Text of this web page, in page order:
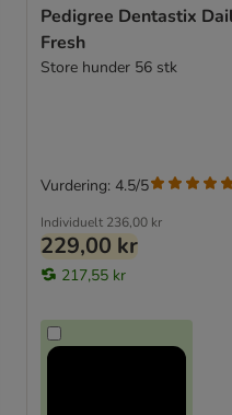
Pedigree Dentastix Daily
Fresh
Store hunder 56 stk
Individuelt 236,00 kr
229,00 kr
217,55 kr
Vurdering: 4.5/5